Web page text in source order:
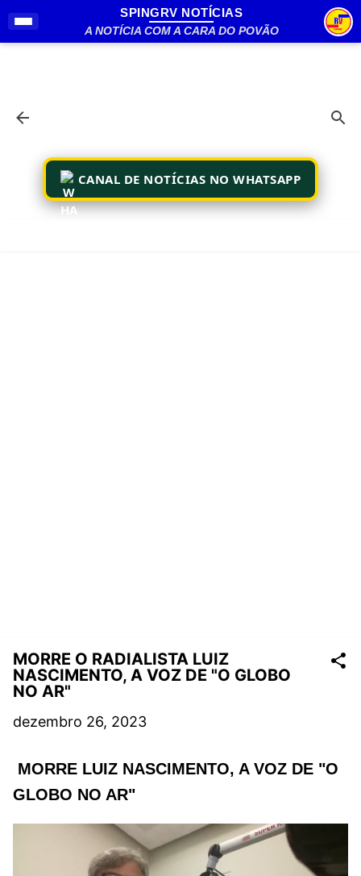
Pular para o conteúdo principal
SPINGRV NOTÍCIAS
A NOTÍCIA COM A CARA DO POVÃO
CANAL DE NOTÍCIAS NO WHATSAPP
MORRE O RADIALISTA LUIZ
NASCIMENTO, A VOZ DE "O GLOBO
NO AR"
dezembro 26, 2023
MORRE LUIZ NASCIMENTO, A VOZ DE "O
GLOBO NO AR"